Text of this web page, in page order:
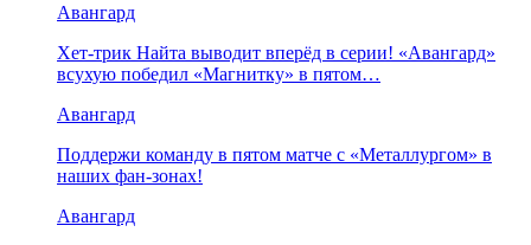
Авангард
Хет-трик Найта выводит вперёд в серии! «Авангард»
всухую победил «Магнитку» в пятом…
Авангард
Поддержи команду в пятом матче с «Металлургом» в
наших фан-зонах!
Авангард